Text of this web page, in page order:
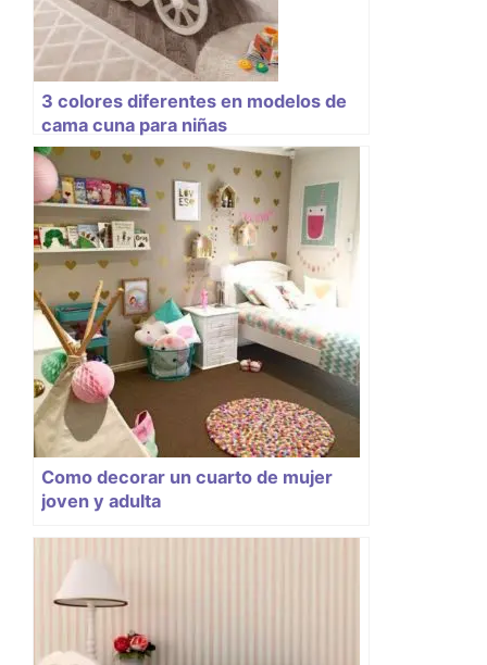
3 colores diferentes en modelos de
cama cuna para niñas
Como decorar un cuarto de mujer
joven y adulta